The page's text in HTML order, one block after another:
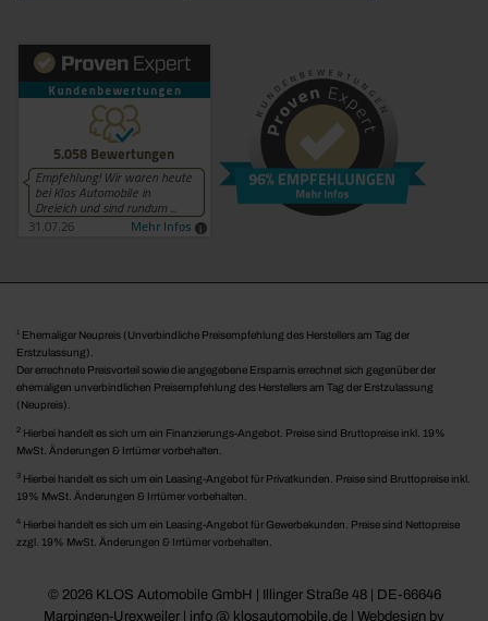
1 Ehemaliger Neupreis (Unverbindliche Preisempfehlung des Herstellers am Tag der
Erstzulassung).
Der errechnete Preisvorteil sowie die angegebene Ersparnis errechnet sich gegenüber der
ehemaligen unverbindlichen Preisempfehlung des Herstellers am Tag der Erstzulassung
(Neupreis).
2 Hierbei handelt es sich um ein Finanzierungs-Angebot. Preise sind Bruttopreise inkl. 19%
MwSt. Änderungen & Irrtümer vorbehalten.
3 Hierbei handelt es sich um ein Leasing-Angebot für Privatkunden. Preise sind Bruttopreise inkl.
19% MwSt. Änderungen & Irrtümer vorbehalten.
4 Hierbei handelt es sich um ein Leasing-Angebot für Gewerbekunden. Preise sind Nettopreise
zzgl. 19% MwSt. Änderungen & Irrtümer vorbehalten.
© 2026 KLOS Automobile GmbH | Illinger Straße 48 | DE-66646
Marpingen-Urexweiler | info @ klosautomobile.de | Webdesign by